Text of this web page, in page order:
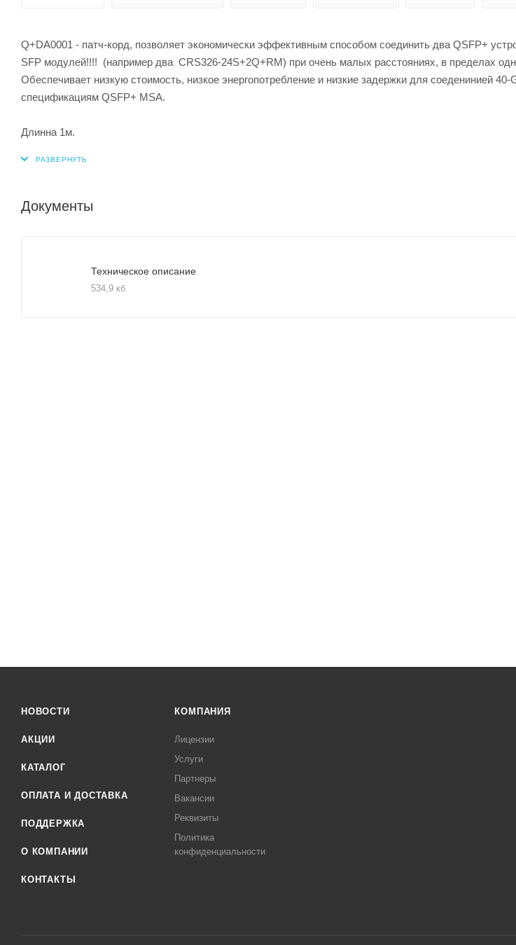
Q+DA0001 - патч-корд, позволяет экономически эффективным способом соединить два QSFP+
SFP модулей!!!! (например два CRS326-24S+2Q+RM) при очень малых расстояниях, в пределах
Обеспечивает низкую стоимость, низкое энергопотребление и низкие задержки для соеденинией 40-
спецификациям QSFP+ MSA.
Длинна 1м.
Документы
Техническое описание
534,9 кб
НОВОСТИ
АКЦИИ
КАТАЛОГ
ОПЛАТА И ДОСТАВКА
ПОДДЕРЖКА
О КОМПАНИИ
КОНТАКТЫ
КОМПАНИЯ
Лицензии
Услуги
Партнеры
Вакансии
Реквизиты
Политика
конфиденциальности